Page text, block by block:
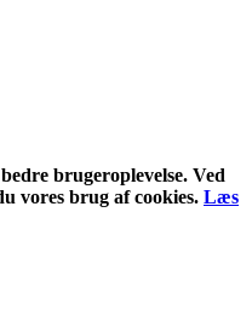
brugeroplevelse. Ved
vores brug af ​​cookies. Læs